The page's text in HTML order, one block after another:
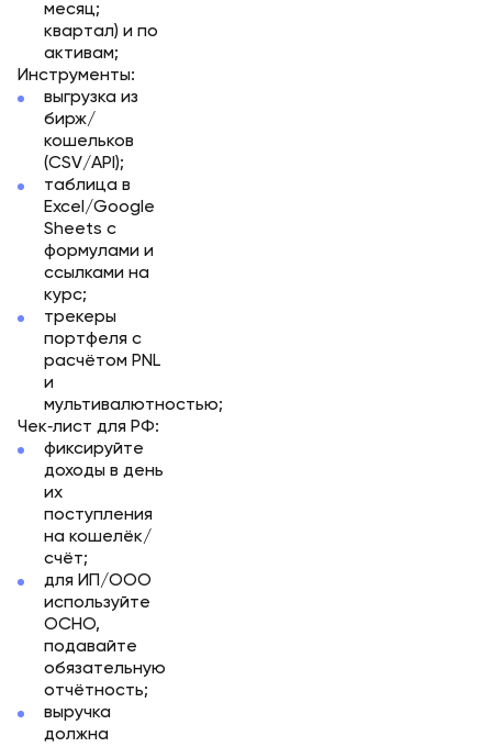
месяц;
квартал) и по
активам;
Инструменты:
выгрузка из
бирж/
кошельков
(CSV/API);
таблица в
Excel/Google
Sheets с
формулами и
ссылками на
курс;
трекеры
портфеля с
расчётом PNL
и
мультивалютностью;
Чек‑лист для РФ:
фиксируйте
доходы в день
их
поступления
на кошелёк/
счёт;
для ИП/ООО
используйте
ОСНО,
подавайте
обязательную
отчётность;
выручка
должна